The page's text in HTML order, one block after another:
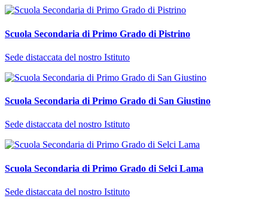
Scuola Secondaria di Primo Grado di Pistrino
Sede distaccata del nostro Istituto
Scuola Secondaria di Primo Grado di San Giustino
Sede distaccata del nostro Istituto
Scuola Secondaria di Primo Grado di Selci Lama
Sede distaccata del nostro Istituto